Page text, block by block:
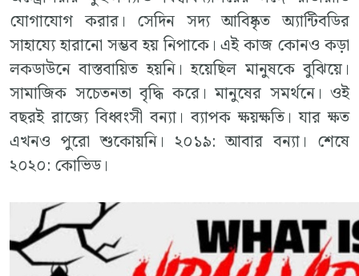
যোগাযোগ করার। সেদিন সদ্য আবিষ্কৃত অ্যান্টিবডির
সাহায্যে হারানো সম্ভব হয় নিপাকে। এই কাজ কোনও কড়া
লকডাউনে বাস্তবায়িত হয়নি। হয়েছিল মানুষকে বুঝিয়ে।
সামাজিক সচেতনতা বৃদ্ধি করে। মানুষের সমর্থনে। ওই
বছরই রাজ্যে বিধ্বংসী বন্যা। ব্যাপক ক্ষয়ক্ষতি। যার ক্ষত
এখনও পুরো শুকোয়নি। ২০১৯: আবার বন্যা। শেষে
২০২০: কোভিড।